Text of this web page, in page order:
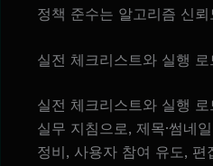
정책 준수는 알고리즘 신
실전 체크리스트와 실행 로
실전 체크리스트와 실행
실무 지침으로, 제목·썸네
정비, 사용자 참여 유도, 편